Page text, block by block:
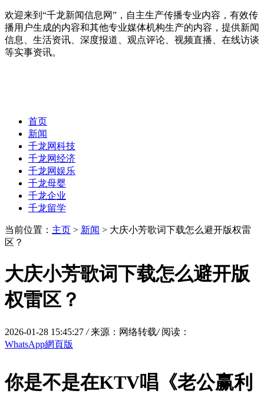
欢迎来到“千龙新闻信息网”，自主生产传播专业内容，有效传
播用户生成的内容和其他专业媒体机构生产的内容，提供新闻
信息、生活资讯、深度报道、观点评论、视频直播、在线访谈
等实事资讯。
首页
新闻
千龙网科技
千龙网经济
千龙网娱乐
千龙母婴
千龙企业
千龙留学
当前位置： 主页 > 新闻 > 大庆小芳歌词下载怎么避开版权雷
区？
大庆小芳歌词下载怎么避开版
权雷区？
2026-01-28 15:45:27 / 来源：网络转载/ 阅读：
WhatsApp網頁版
你是不是在KTV唱《老公赢利